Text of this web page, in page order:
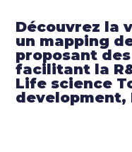
Découvrez la
un mapping
proposant
facilitant la
Life science
development,